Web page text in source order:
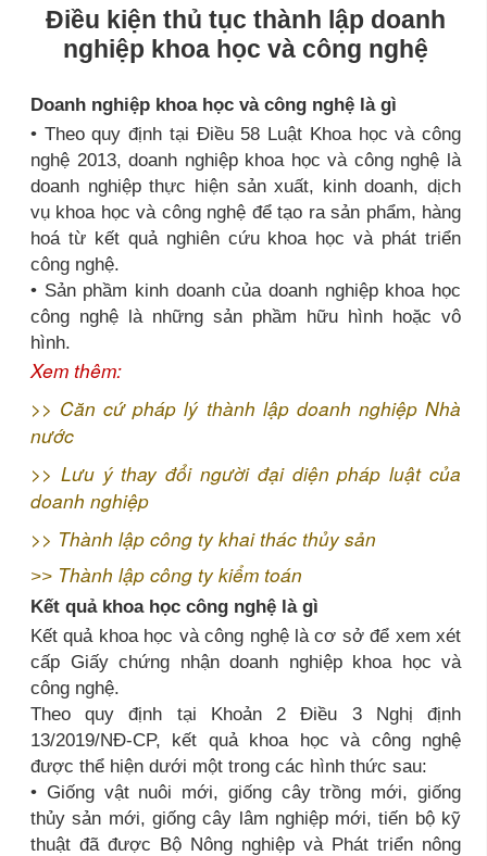
Điều kiện thủ tục thành lập doanh
nghiệp khoa học và công nghệ
Doanh nghiệp khoa học và công nghệ là gì
• Theo quy định tại Điều 58 Luật Khoa học và công
nghệ 2013, doanh nghiệp khoa học và công nghệ là
doanh nghiệp thực hiện sản xuất, kinh doanh, dịch
vụ khoa học và công nghệ để tạo ra sản phẩm, hàng
hoá từ kết quả nghiên cứu khoa học và phát triển
công nghệ.
• Sản phầm kinh doanh của doanh nghiệp khoa học
công nghệ là những sản phầm hữu hình hoặc vô
hình.
Xem thêm:
>> Căn cứ pháp lý thành lập doanh nghiệp Nhà
nước
>> Lưu ý thay đổi người đại diện pháp luật của
doanh nghiệp
>> Thành lập công ty khai thác thủy sản
>> Thành lập công ty kiểm toán
Kết quả khoa học công nghệ là gì
Kết quả khoa học và công nghệ là cơ sở để xem xét
cấp Giấy chứng nhận doanh nghiệp khoa học và
công nghệ.
Theo quy định tại Khoản 2 Điều 3 Nghị định
13/2019/NĐ-CP, kết quả khoa học và công nghệ
được thể hiện dưới một trong các hình thức sau:
• Giống vật nuôi mới, giống cây trồng mới, giống
thủy sản mới, giống cây lâm nghiệp mới, tiến bộ kỹ
thuật đã được Bộ Nông nghiệp và Phát triển nông